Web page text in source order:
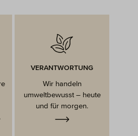
VERANTWORTUNG
Wir handeln
umweltbewusst – heute
und für morgen.